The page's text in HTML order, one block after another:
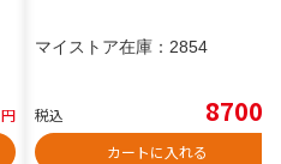
円
マイストア在庫： 2854
税込 8700
カートに入れる